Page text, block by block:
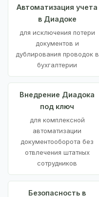
Автоматизация учета
в Диадоке
для исключения потери
документов и
дублирования проводок в
бухгалтерии
Внедрение Диадока
под ключ
для комплексной
автоматизации
документооборота без
отвлечения штатных
сотрудников
Безопасность в